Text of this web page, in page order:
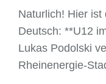
Naturlich! Hier ist
Deutsch: **U12
Lukas Podolski
Rheinenergie-